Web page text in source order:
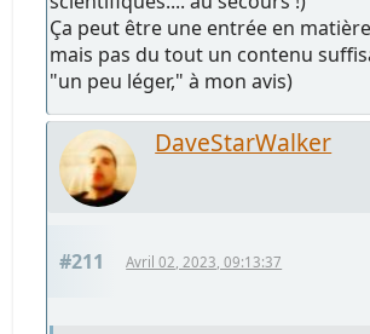
Ça peut être une entrée en
mais pas du tout un contenu
"un peu léger," à mon avis)
DaveStarWalker
#211 Avril 02, 2023, 09:13:37